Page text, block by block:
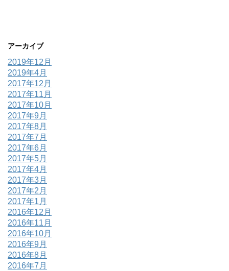
アーカイブ
2019年12月
2019年4月
2017年12月
2017年11月
2017年10月
2017年9月
2017年8月
2017年7月
2017年6月
2017年5月
2017年4月
2017年3月
2017年2月
2017年1月
2016年12月
2016年11月
2016年10月
2016年9月
2016年8月
2016年7月